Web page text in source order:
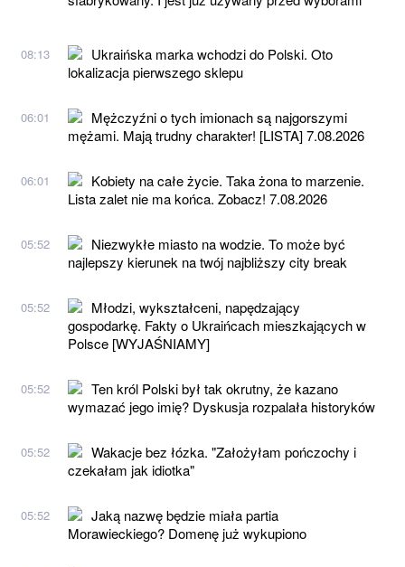
08:13
Ukraińska marka wchodzi do Polski. Oto
lokalizacja pierwszego sklepu
06:01
Mężczyźni o tych imionach są najgorszymi
mężami. Mają trudny charakter! [LISTA] 7.08.2026
06:01
Kobiety na całe życie. Taka żona to marzenie.
Lista zalet nie ma końca. Zobacz! 7.08.2026
05:52
Niezwykłe miasto na wodzie. To może być
najlepszy kierunek na twój najbliższy city break
05:52
Młodzi, wykształceni, napędzający
gospodarkę. Fakty o Ukraińcach mieszkających w
Polsce [WYJAŚNIAMY]
05:52
Ten król Polski był tak okrutny, że kazano
wymazać jego imię? Dyskusja rozpalała historyków
05:52
Wakacje bez łózka. "Założyłam pończochy i
czekałam jak idiotka"
05:52
Jaką nazwę będzie miała partia
Morawieckiego? Domenę już wykupiono